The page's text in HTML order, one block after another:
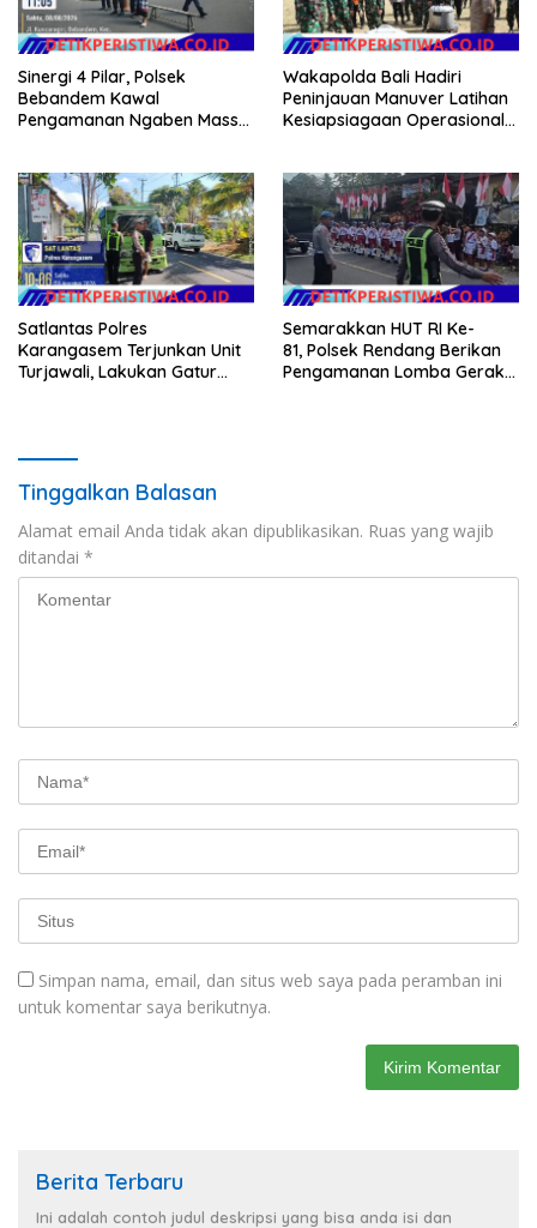
Sinergi 4 Pilar, Polsek
Bebandem Kawal
Pengamanan Ngaben Massal
Wakapolda Bali Hadiri
Peninjauan Manuver Latihan
Kesiapsiagaan Operasional
Satlantas Polres
Karangasem Terjunkan Unit
Turjawali, Lakukan Gatur
Semarakkan HUT RI Ke-
81, Polsek Rendang Berikan
Pengamanan Lomba Gerak
Tinggalkan Balasan
Alamat email Anda tidak akan dipublikasikan. Ruas yang wajib
ditandai *
Simpan nama, email, dan situs web saya pada peramban ini
untuk komentar saya berikutnya.
Berita Terbaru
Ini adalah contoh judul deskripsi yang bisa anda isi dan